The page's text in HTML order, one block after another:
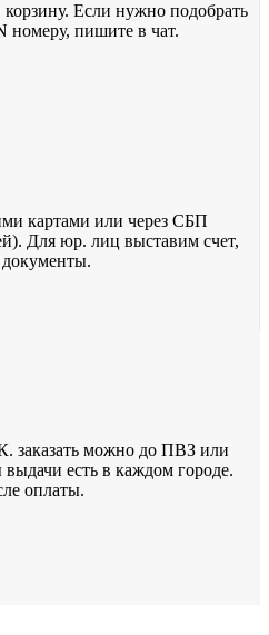
Если нужно подобрать
номеру, пишите в чат.
картами или через СБП
Для юр. лиц выставим счет,
заказать можно до ПВЗ или
есть в каждом городе.
оплаты.